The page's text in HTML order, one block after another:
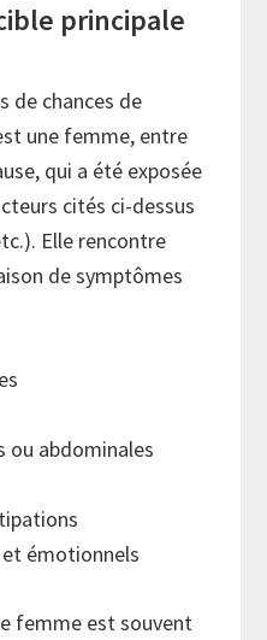
principale
de chances de
une femme, entre
qui a été exposée
cités ci-dessus
Elle rencontre
de symptômes
ou abdominales
émotionnels
femme est souvent